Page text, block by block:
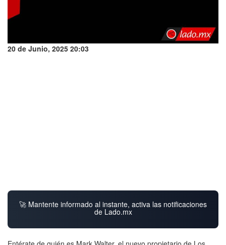
20 de Junio, 2025 20:03
🚀 Mantente informado al instante, activa las notificaciones
de Lado.mx